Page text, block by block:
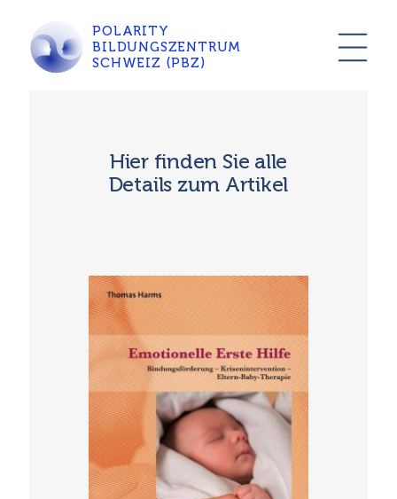
POLARITY
BILDUNGSZENTRUM
SCHWEIZ (PBZ)
Hier finden Sie alle
Details zum Artikel